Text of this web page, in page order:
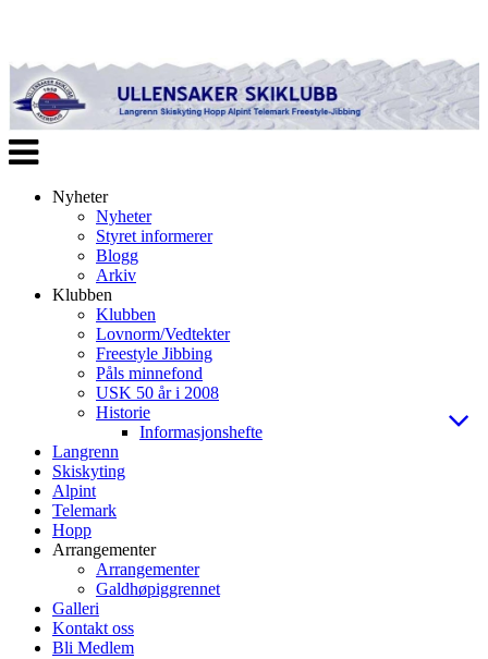
Veksle
navigasjon
Nyheter
Nyheter
Styret informerer
Blogg
Arkiv
Klubben
Klubben
Lovnorm/Vedtekter
Freestyle Jibbing
Påls minnefond
USK 50 år i 2008
Historie
Informasjonshefte
Langrenn
Skiskyting
Alpint
Telemark
Hopp
Arrangementer
Arrangementer
Galdhøpiggrennet
Galleri
Kontakt oss
Bli Medlem